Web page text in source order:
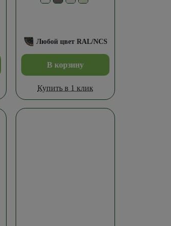
Любой цвет RAL/NCS
В корзину
Купить в 1 клик